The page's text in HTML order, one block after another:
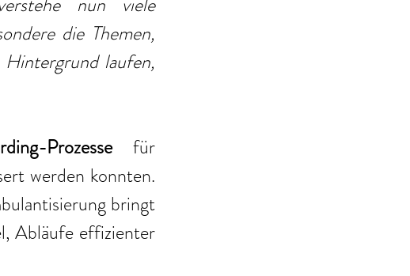
die Themen,
laufen,
Prozesse für
werden konnten.
bringt
Abläufe effizienter